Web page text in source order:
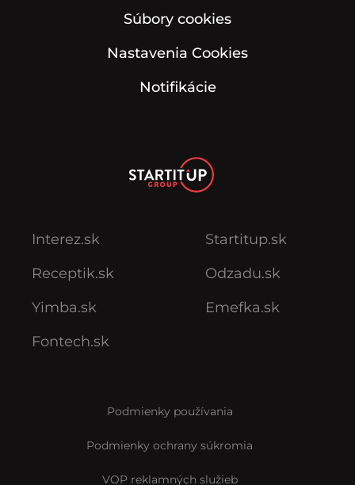
Súbory cookies
Nastavenia Cookies
Notifikácie
Interez.sk
Receptik.sk
Yimba.sk
Fontech.sk
Startitup.sk
Odzadu.sk
Emefka.sk
Podmienky používania
Podmienky ochrany súkromia
VOP reklamných služieb